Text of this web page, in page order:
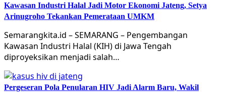
Kawasan Industri Halal Jadi Motor Ekonomi Jateng, Setya
Arinugroho Tekankan Pemerataan UMKM
Semarangkita.id – SEMARANG – Pengembangan
Kawasan Industri Halal (KIH) di Jawa Tengah
diproyeksikan menjadi salah…
Pergeseran Pola Penularan HIV Jadi Alarm Baru, Wakil